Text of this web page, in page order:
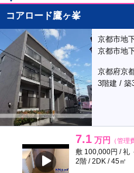
コアロード鷹ヶ峯
京都市地
京都市地
京都府京
3階建 / 築
7.1 万円 （管理
敷 100,000円 / 礼
2階 / 2DK / 45㎡